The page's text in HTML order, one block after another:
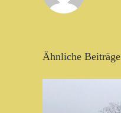
Ähnliche Beiträge